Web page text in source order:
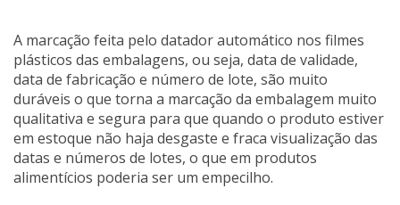
A marcação feita pelo datador automático nos filmes
plásticos das embalagens, ou seja, data de validade,
data de fabricação e número de lote, são muito
duráveis o que torna a marcação da embalagem muito
qualitativa e segura para que quando o produto estiver
em estoque não haja desgaste e fraca visualização das
datas e números de lotes, o que em produtos
alimentícios poderia ser um empecilho.